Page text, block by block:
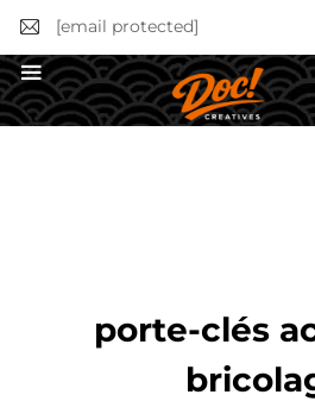
[email protected]
porte-clés